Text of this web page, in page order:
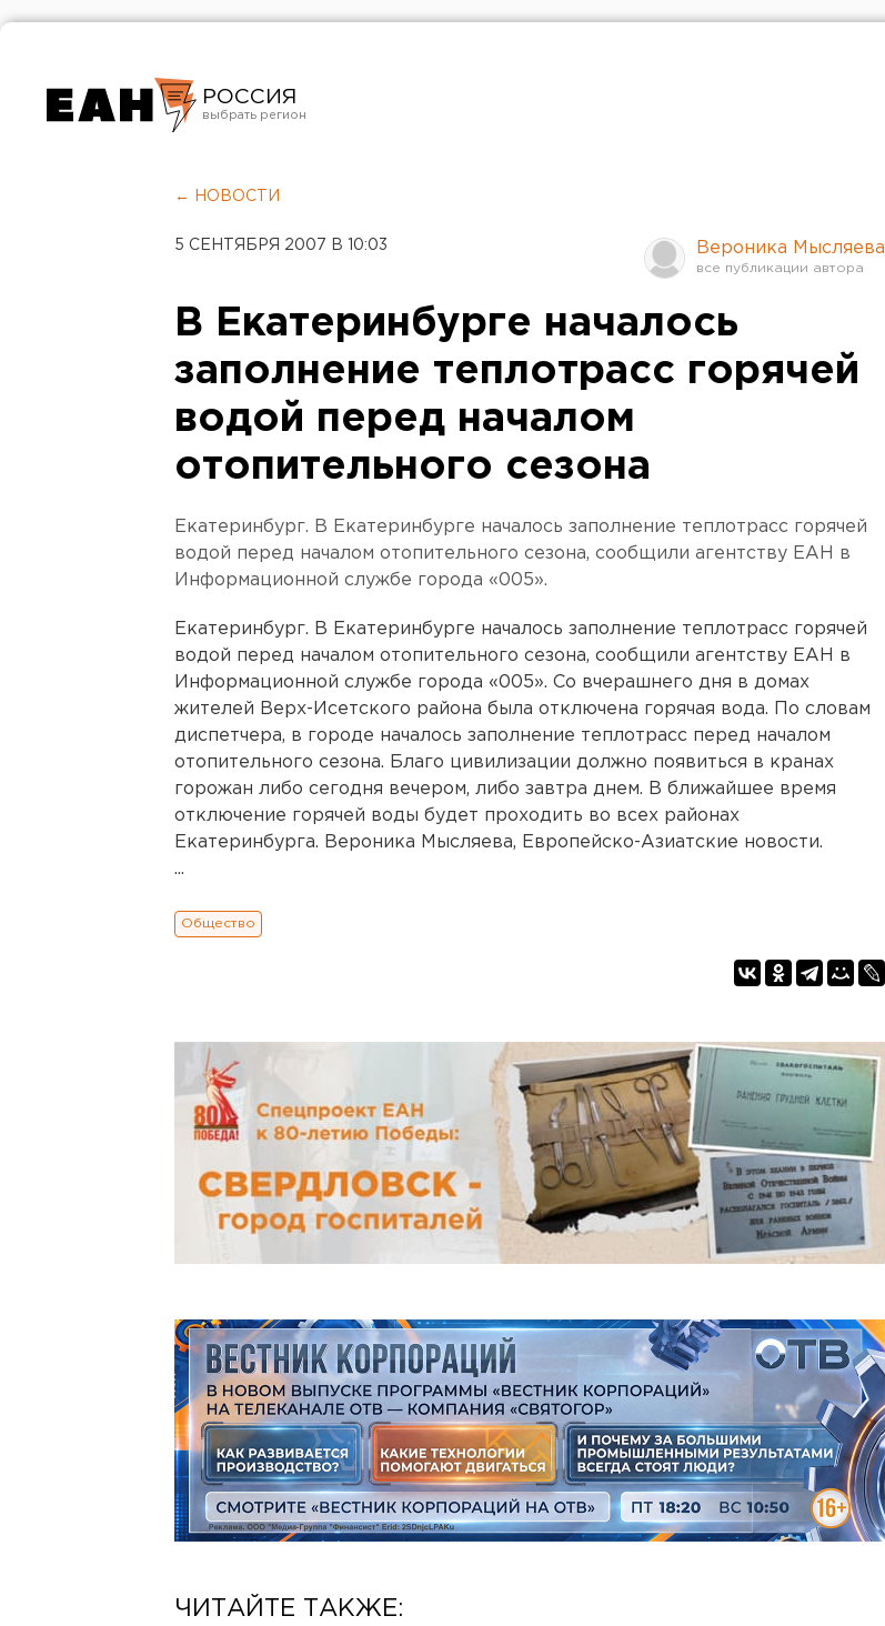
РОССИЯ
Челябинск
← НОВОСТИ
5 СЕНТЯБРЯ 2007 В 10:03 Вероника Мысляева
В Екатеринбурге началось
заполнение теплотрасс горячей
водой перед началом
отопительного сезона
Екатеринбург. В Екатеринбурге началось заполнение теплотрасс горячей
водой перед началом отопительного сезона, сообщили агентству ЕАН в
Информационной службе города «005».
Екатеринбург. В Екатеринбурге началось заполнение теплотрасс горячей
водой перед началом отопительного сезона, сообщили агентству ЕАН в
Информационной службе города «005». Со вчерашнего дня в домах
жителей Верх-Исетского района была отключена горячая вода. По словам
диспетчера, в городе началось заполнение теплотрасс перед началом
отопительного сезона. Благо цивилизации должно появиться в кранах
горожан либо сегодня вечером, либо завтра днем. В ближайшее время
отключение горячей воды будет проходить во всех районах
Екатеринбурга. Вероника Мысляева, Европейско-Азиатские новости.
...
Общество
ЧИТАЙТЕ ТАКЖЕ: